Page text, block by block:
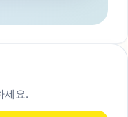
세요.